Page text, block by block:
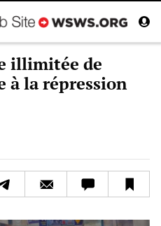
illimitée de
à la répression